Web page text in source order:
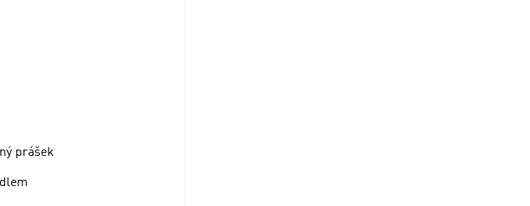
prášek